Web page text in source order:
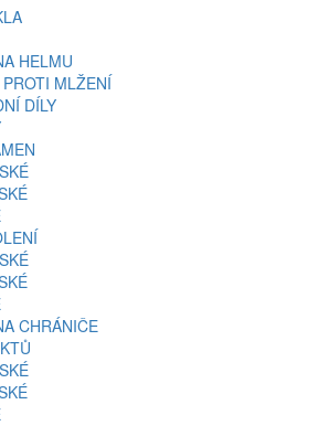
HELMU
MLŽENÍ
DÍLY
CHRÁNIČE